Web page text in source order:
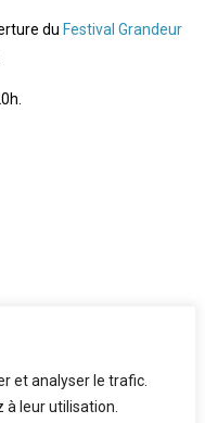
et analyser le trafic.
à leur utilisation.
du Festival Grandeur